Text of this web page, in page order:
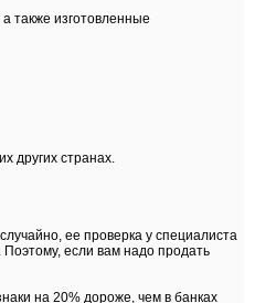
также изготовленные
других странах.
ее проверка у специалиста
если вам надо продать
на 20% дороже, чем в банках